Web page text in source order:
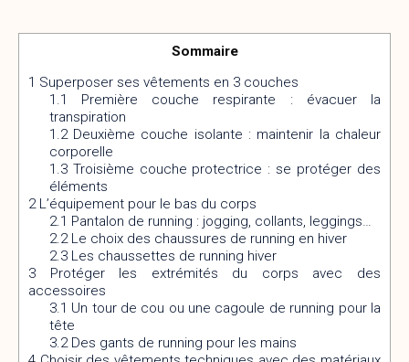
Sommaire
1 Superposer ses vêtements en 3 couches
1.1
Première couche respirante : évacuer la
transpiration
1.2Deuxième couche isolante : maintenir la chaleur
corporelle
1.3Troisième couche protectrice : se protéger des
éléments
2L’équipement pour le bas du corps
2.1 Pantalon de running : jogging, collants, leggings…
2.2Le choix des chaussures de running en hiver
2.3Les chaussettes de running hiver
3 Protéger les extrémités du corps avec des
accessoires
3.1 Un tour de cou ou une cagoule de running pour la
tête
3.2Des gants de running pour les mains